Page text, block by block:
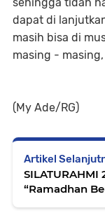
dapat di
masih bisa di
masing -
(My Ade/RG)
Artikel
SILATURAHMI
“Ramadhan